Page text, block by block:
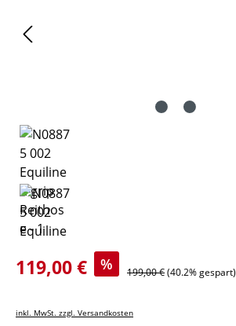
Verkaufspreis:
119,00 € % Regulärer Preis:
199,00 €(40.2% gespart)
inkl. MwSt. zzgl. Versandkosten